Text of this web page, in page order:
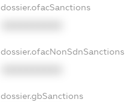
dossier.ofacSanctions
dossier.ofacNonSdnSanctions
dossier.gbSanctions